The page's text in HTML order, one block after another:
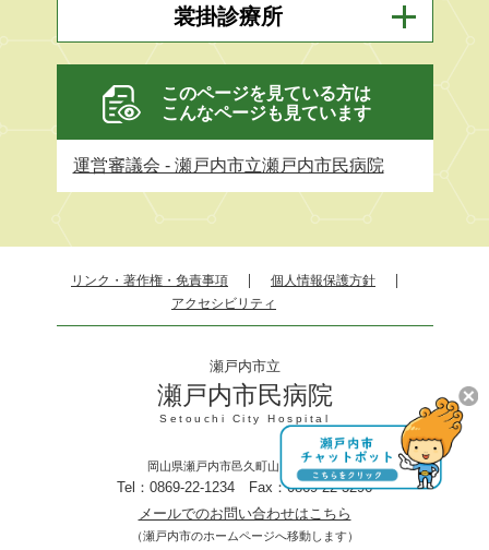
裳掛診療所
このページを見ている方は
こんなページも見ています
運営審議会 - 瀬戸内市立瀬戸内市民病院
リンク・著作権・免責事項
個人情報保護方針
アクセシビリティ
瀬戸内市立
瀬戸内市民病院
Setouchi City Hospital
岡山県瀬戸内市邑久町山田庄845－1
Tel：0869-22-1234 Fax：0869-22-3296
メールでのお問い合わせはこちら
（瀬戸内市のホームページへ移動します）